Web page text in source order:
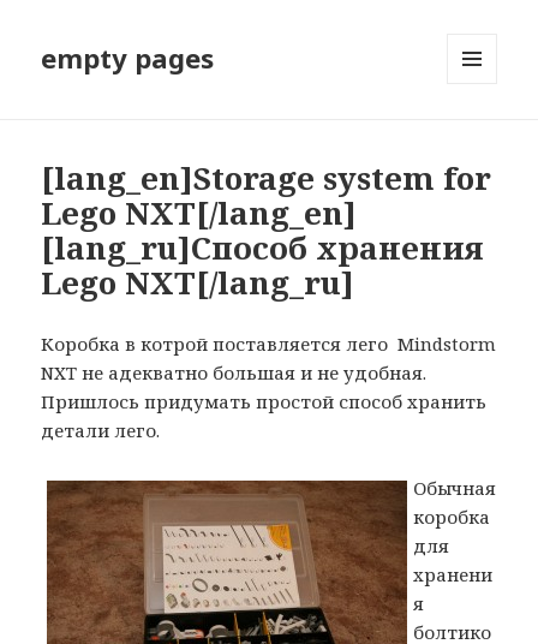
empty pages
[lang_en]Storage system for
Lego NXT[/lang_en]
[lang_ru]Способ хранения
Lego NXT[/lang_ru]
Коробка в котрой поставляется лего Mindstorm
NXT не адекватно большая и не удобная.
Пришлось придумать простой способ хранить
детали лего.
Обычная
коробка
для
хранени
я
болтико